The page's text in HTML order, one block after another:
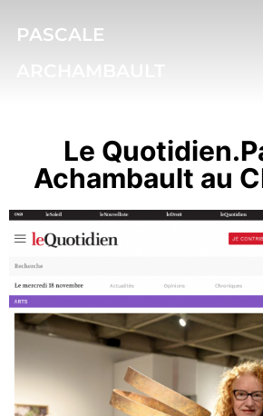
PASCALE
Le
Achambault au